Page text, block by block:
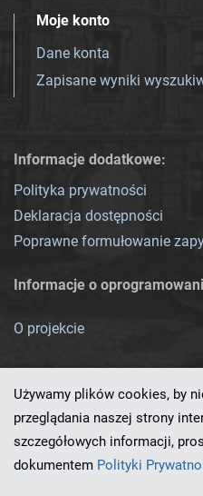
Moje konto
Dane konta
Zapisane wyniki
Informacje dodatkowe:
Polityka prywatności
Deklaracja dostępności
Poprawne formułowanie
Informacje o
O projekcie
Ten serwis działa dzięki
Używamy plików cookies, by
przeglądania naszej strony
szczegółowych informacji,
dokumentem Polityki